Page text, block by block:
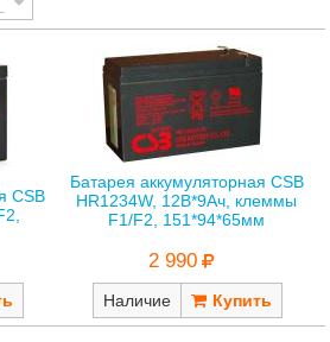
CSB
Батарея аккумуляторная CSB
HR1234W, 12В*9Ач, клеммы
F1/F2, 151*94*65мм
2 990
Наличие